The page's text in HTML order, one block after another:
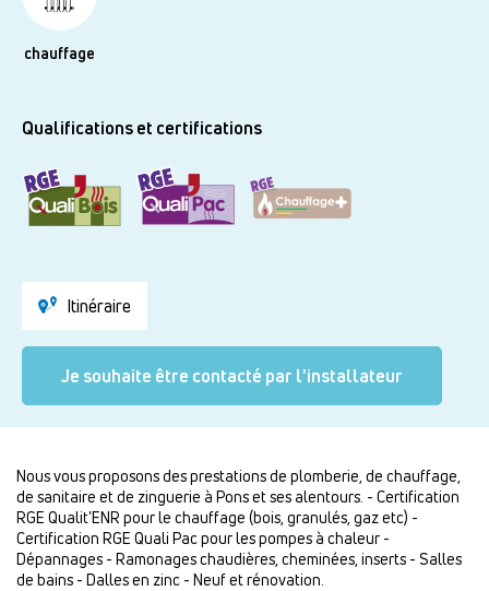
chauffage
Qualifications et certifications
Itinéraire
Je souhaite être contacté par l'installateur
Nous vous proposons des prestations de plomberie, de chauffage,
de sanitaire et de zinguerie à Pons et ses alentours. - Certification
RGE Qualit'ENR pour le chauffage (bois, granulés, gaz etc) -
Certification RGE Quali Pac pour les pompes à chaleur -
Dépannages - Ramonages chaudières, cheminées, inserts - Salles
de bains - Dalles en zinc - Neuf et rénovation.